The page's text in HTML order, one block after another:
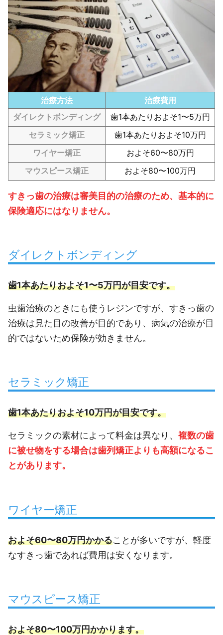
治療方法
治療費用
ダイレクトボンディング
歯1本あたりおよそ1〜5万円
セラミック矯正
歯1本あたりおよそ10万円
ワイヤー矯正
およそ60〜80万円
マウスピース矯正
およそ80〜100万円
すきっ歯の治療は審美目的の治療のため、基本的に
保険適応にはなりません。
ダイレクトボンディング
歯1本あたりおよそ1〜5万円が目安です。
虫歯治療のときにも使うレジンですが、すきっ歯の
治療は見た目の改善が目的であり、病気の治療が目
的ではないため保険が効きません。
セラミック矯正
歯1本あたりおよそ10万円が目安です。
セラミックの素材によって料金は異なり、 複数の歯
に被せ物をする場合は歯列矯正よりも高額になるこ
とがあります。
ワイヤー矯正
およそ60〜80万円かかることが多いですが、軽度
なすきっ歯であれば費用は安くなります。
マウスピース矯正
およそ80〜100万円かかります。